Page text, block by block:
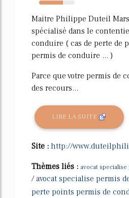
67%
Maitre Philippe Duteil
spécialisé dans le
conduire ( cas de perte de
permis de conduire ... )
Parce que votre permis de
des recours...
LIRE LA SUITE
Site : http://
Thèmes liés : avocat
/avocat specialise permis
perte points permis de